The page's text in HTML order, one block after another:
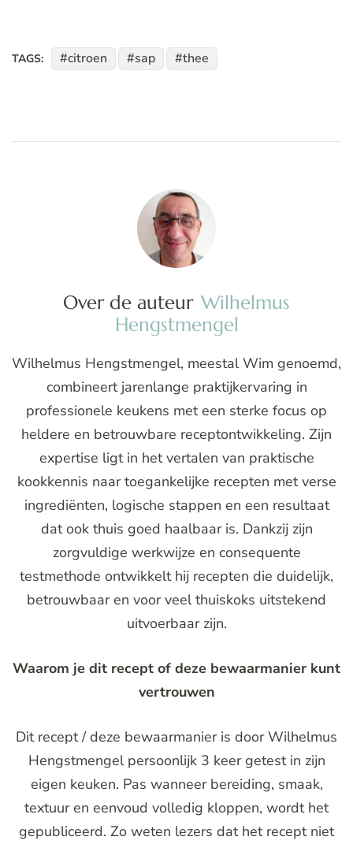
TAGS: citroen sap thee
Over de auteur Wilhelmus
Hengstmengel
Wilhelmus Hengstmengel, meestal Wim genoemd,
combineert jarenlange praktijkervaring in
professionele keukens met een sterke focus op
heldere en betrouwbare receptontwikkeling. Zijn
expertise ligt in het vertalen van praktische
kookkennis naar toegankelijke recepten met verse
ingrediënten, logische stappen en een resultaat
dat ook thuis goed haalbaar is. Dankzij zijn
zorgvuldige werkwijze en consequente
testmethode ontwikkelt hij recepten die duidelijk,
betrouwbaar en voor veel thuiskoks uitstekend
uitvoerbaar zijn.
Waarom je dit recept of deze bewaarmanier kunt
vertrouwen
Dit recept / deze bewaarmanier is door Wilhelmus
Hengstmengel persoonlijk 3 keer getest in zijn
eigen keuken. Pas wanneer bereiding, smaak,
textuur en eenvoud volledig kloppen, wordt het
gepubliceerd. Zo weten lezers dat het recept niet